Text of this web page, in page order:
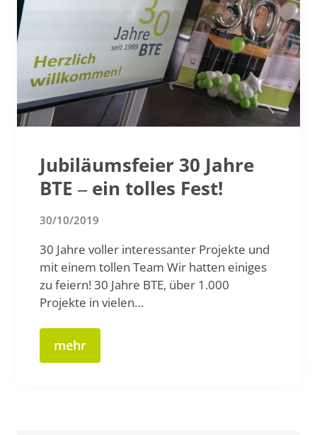
Jubiläumsfeier 30 Jahre
BTE ‒ ein tolles Fest!
30/10/2019
30 Jahre voller interessanter Projekte und
mit einem tollen Team Wir hatten einiges
zu feiern! 30 Jahre BTE, über 1.000
Projekte in vielen…
mehr